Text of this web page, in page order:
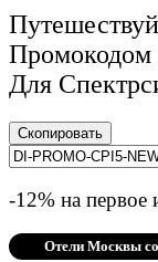
Промокодом
Для
Скопировать
-12% на первое
Отели Москвы